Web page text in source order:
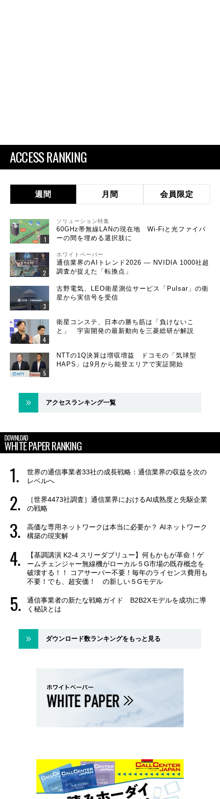
ACCESS RANKING
週間 月間 会員限定
ソリューション特集
60GHz帯無線LANの現在地 Wi-Fiと光ファイバ
ーの間を埋める選択肢に
ホワイトペーパー
通信業界のAIトレンド2026 ― NVIDIA 1000社超
調査が捉えた「転換点」
古野電気、LEO衛星測位サービス「Pulsar」の衛
星から実信号を受信
衛星コンステ、日本の勝ち筋は「負けないこ
と」 宇宙開発の最新動向を三菱総研が解説
NTTの1Q決算は増収増益 ドコモの「気球型
HAPS」は9月から能登エリアで実証開始
アクセスランキング一覧
DOWNLOAD
WHITE PAPER RANKING
世界の通信事業者33社の成長戦略：通信業界の収益を次の
レベルへ
［世界4473社調査］通信業界におけるAI成熟度と先駆企業
の戦略
高価な専用ネットワークは本当に必要か？ AIネットワーク
構築の現実解
【基調講演 K2-4 スリーダブリュー】何もかもが革命！ゲ
ームチェンジャー無線機がローカル５G市場の既存概念を
破壊する！！ コアサーバー不要！毎年のライセンス費用も
不要！でも、超安価！ の新しい５Gモデル
通信事業者の新たな戦略ガイド B2B2Xモデルを成功に導
く秘訣とは
ダウンロード数ランキングをもっと見る